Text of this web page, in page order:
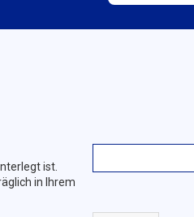
ist.
in Ihrem